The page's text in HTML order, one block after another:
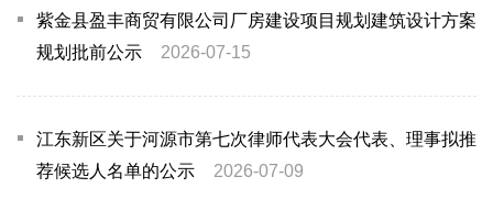
紫金县盈丰商贸有限公司厂房建设项目规划建筑设计方案
规划批前公示
2026-07-15
江东新区关于河源市第七次律师代表大会代表、理事拟推
荐候选人名单的公示
2026-07-09